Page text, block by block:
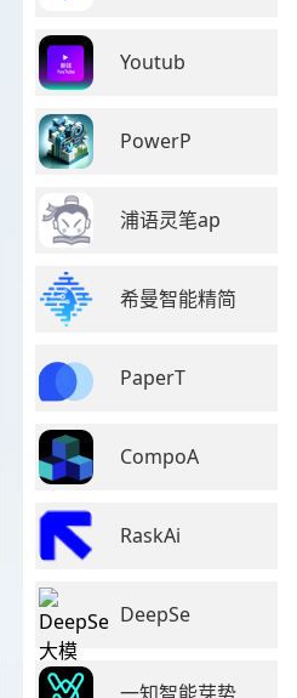
Youtub
PowerP
浦语灵笔ap
希曼智能精简
PaperT
CompoA
RaskAi
DeepSe